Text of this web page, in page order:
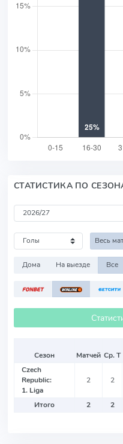
СТАТИСТИКА ПО
Весь
Дома На выезде Все
Сезон Матчей Ср. Т
Czech
Republic:
1. Liga
2 2
Итого 2 2